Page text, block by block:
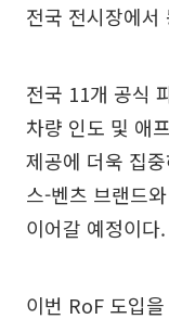
전국 전시장에서
전국 11개 공식
차량 인도 및 애
제공에 더욱 집
스-벤츠 브랜드
이어갈 예정이다.
이번 RoF 도입